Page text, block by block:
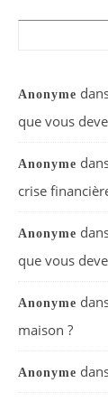
Anonyme
que vous
Anonyme
crise
Anonyme
que vous
Anonyme
maison ?
Anonyme